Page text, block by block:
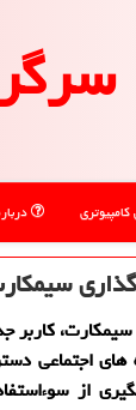
كاربر
اجتماعی
از